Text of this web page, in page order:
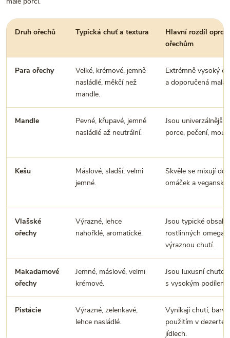
Druh ořechů Typická chuť a textura
Hlavní rozdíl
ořechům
Para ořechy
Velké, krémové, jemně
nasládlé, měkčí než
mandle.
Extrémně vysoký
a doporučená malá
Mandle
Pevné, křupavé, jemně
nasládlé až neutrální.
Jsou univerzálnější
porce, pečení,
Kešu
Máslové, sladší, velmi
jemné.
Skvěle se mixují do
omáček a
Vlašské
ořechy
Výrazné, lehce
nahořklé, aromatické.
Jsou typické
rostlinných omega-
výraznou chutí.
Makadamové
ořechy
Jemné, máslové, velmi
krémové.
Jsou luxusní
s vysokým podílem
Pistácie
Výrazné, zelenkavé,
lehce nasládlé.
Vynikají chutí,
použitím v
jídlech.